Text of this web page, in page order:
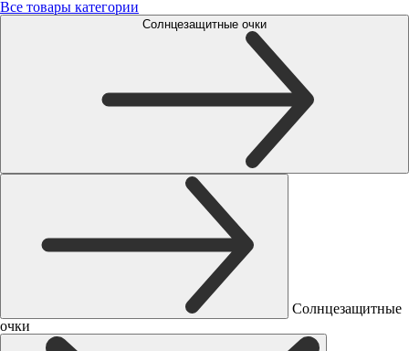
Все товары категории
Солнцезащитные очки
Солнцезащитные
очки